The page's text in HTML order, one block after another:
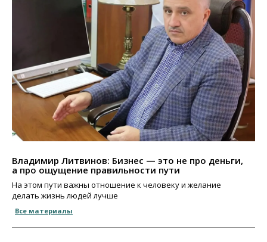
Владимир Литвинов: Бизнес — это не про деньги,
а про ощущение правильности пути
На этом пути важны отношение к человеку и желание
делать жизнь людей лучше
Все материалы